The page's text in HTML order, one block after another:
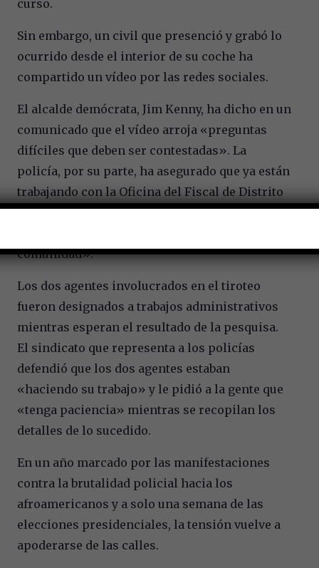
curso.
Sin embargo, un civil que presenció y grabó lo
ocurrido desde el interior de su coche ha
compartido un vídeo por las redes sociales.
El alcalde demócrata, Jim Kenny, ha dicho en un
comunicado que el vídeo arroja «preguntas
difíciles que deben ser contestadas». La
policía, por su parte, ha asegurado que ya están
trabajando con la Oficina del Fiscal de Distrito
de Filadelfia en una investigación sobre el
comunidad».
Los dos agentes involucrados en el tiroteo
fueron designados a trabajos administrativos
mientras esperan el resultado de la pesquisa.
El sindicato que representa a los policías
defendió que los dos agentes estaban
«haciendo su trabajo» y le pidió a la gente que
«tenga paciencia» mientras se recopilan los
detalles de lo sucedido.
En un año marcado por las manifestaciones
contra la brutalidad policial hacia los
afroamericanos y a solo una semana de las
elecciones presidenciales, la tensión vuelve a
apoderarse de las calles.